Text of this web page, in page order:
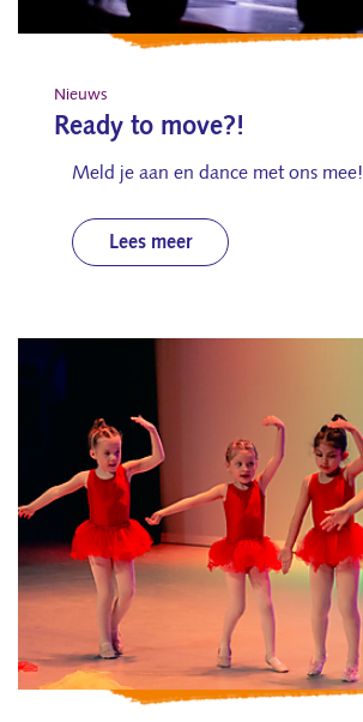
Nieuws
Ready to move?!
Meld je aan en dance met ons mee!
Lees meer